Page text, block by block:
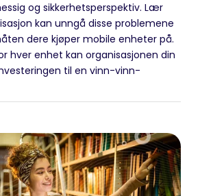
og sikkerhetsperspektiv. Lær
kan unngå disse problemene
dere kjøper mobile enheter på.
hver enhet kan organisasjonen din
til en vinn-vinn-